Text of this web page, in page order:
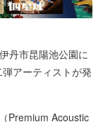
丹市昆陽池公園に
アーティストが発
Premium Acoustic